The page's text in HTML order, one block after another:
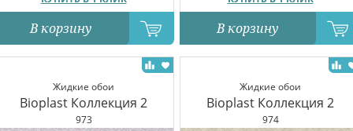
В корзину В корзину
Жидкие обои
Bioplast Коллекция 2
973
Жидкие обои
Bioplast Коллекция 2
974